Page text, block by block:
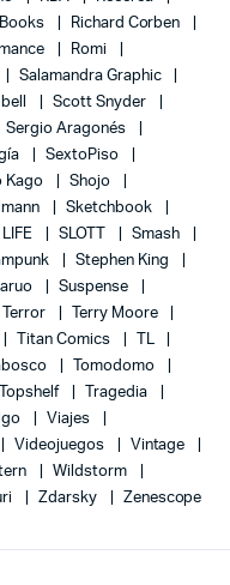
Richard Corben
Romi
Salamandra Graphic
Scott Snyder
Sergio Aragonés
SextoPiso
Kago
Shojo
Sketchbook
SLOTT
Smash
Stephen King
Suspense
Terror
Terry Moore
Titan Comics
TL
Tomodomo
Topshelf
Tragedia
Viajes
Videojuegos
Vintage
Wildstorm
Zdarsky Zenescope